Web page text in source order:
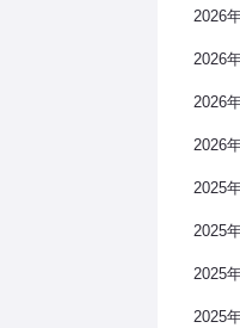
2026
2026
2026
2026
2025
2025
2025
2025